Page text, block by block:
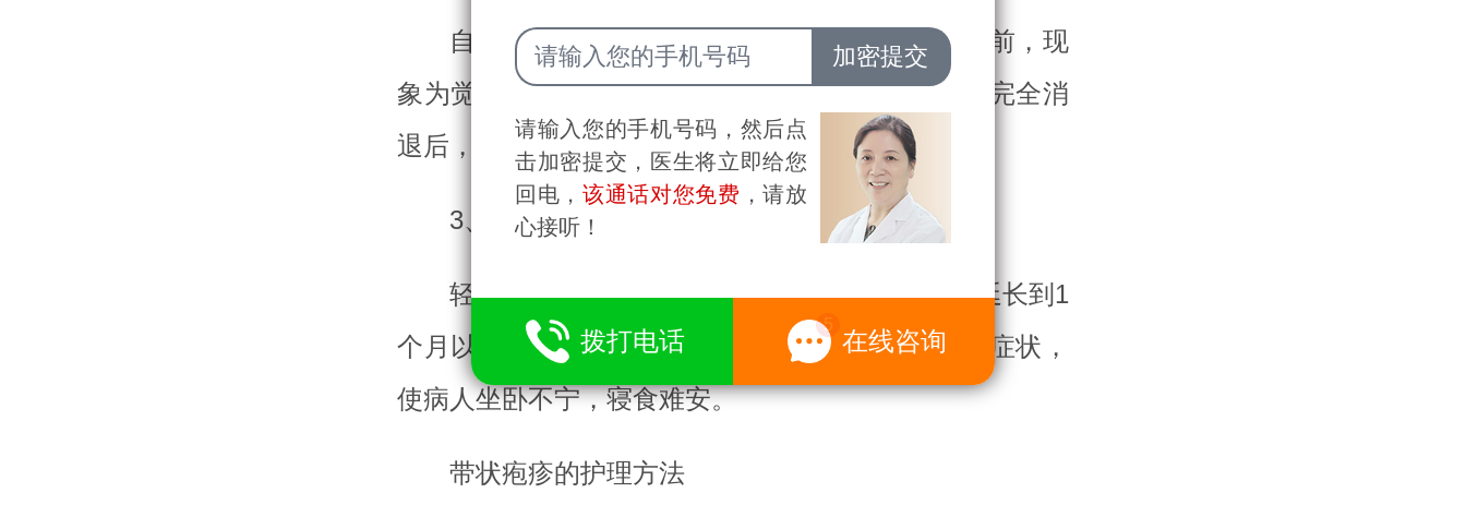
自觉疼痛，剧烈难忍。疼痛可发生在皮疹发生前，现
象为觉得过敏，轻触引发疼痛。疼痛常持续至皮疹完全消
退后，有时可持续数月之久。
3、带状疱疹的病程及转归
轻者半个月左右即可自然干涸、结痂，重者可延长到1
个月以上，大多在皮疹消失后数月内有后遗神经痛症状，
使病人坐卧不宁，寝食难安。
带状疱疹的护理方法
请输入您的手机号码，然后点
击加密提交，医生将立即给您
回电， 该通话对您免费 ，请放
心接听！
拨打电话 在线咨询